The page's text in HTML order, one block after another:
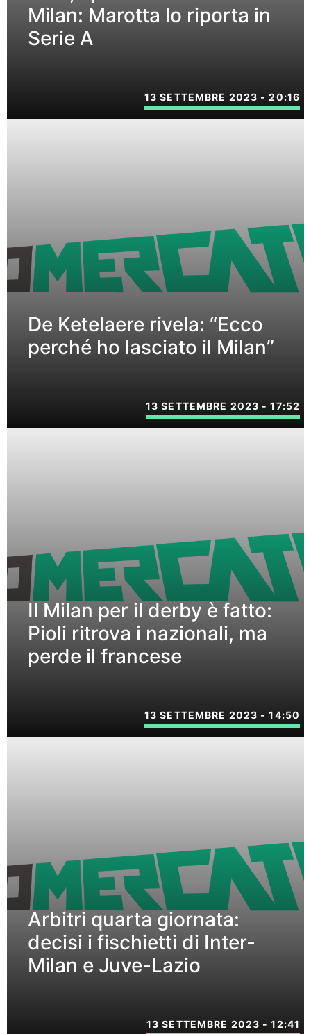
Milan: Marotta lo riporta in
Serie A
13 SETTEMBRE 2023 - 20:16
De Ketelaere rivela: “Ecco
perché ho lasciato il Milan”
13 SETTEMBRE 2023 - 17:52
Il Milan per il derby è fatto:
Pioli ritrova i nazionali, ma
perde il francese
13 SETTEMBRE 2023 - 14:50
Arbitri quarta giornata:
decisi i fischietti di Inter-
Milan e Juve-Lazio
13 SETTEMBRE 2023 - 12:41